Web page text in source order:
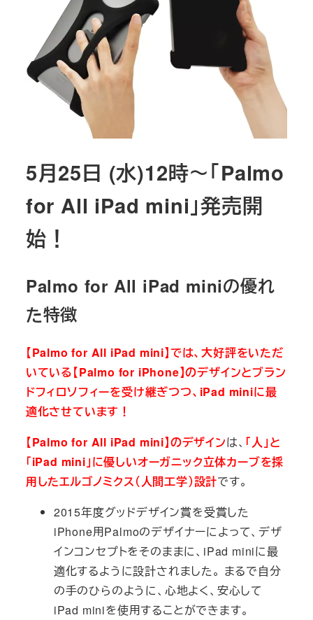
5月25日 (水)12時～「Palmo
for All iPad mini」発売開
始！
Palmo for All iPad miniの優れ
た特徴
【Palmo for All iPad mini】では、大好評をいただ
いている【Palmo for iPhone】のデザインとブラン
ドフィロソフィーを受け継ぎつつ、iPad miniに最
適化させています！
【Palmo for All iPad mini】のデザインは、 「人」と
「iPad mini」に優しいオーガニック立体カーブを採
用したエルゴノミクス（人間工学）設計です。
2015年度グッドデザイン賞を受賞した
iPhone用Palmoのデザイナーによって、デザ
インコンセプトをそのままに、iPad miniに最
適化するように設計されました。 まるで自分
の手のひらのように、心地よく、安心して
iPad miniを使用することができます。